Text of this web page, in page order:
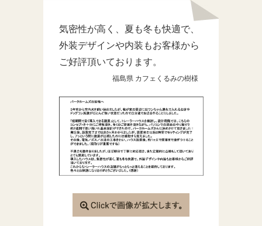
気密性が高く、夏も冬も快適で、
外装デザインや内装もお客様から
ご好評頂いております。
福島県 カフェくるみの樹様